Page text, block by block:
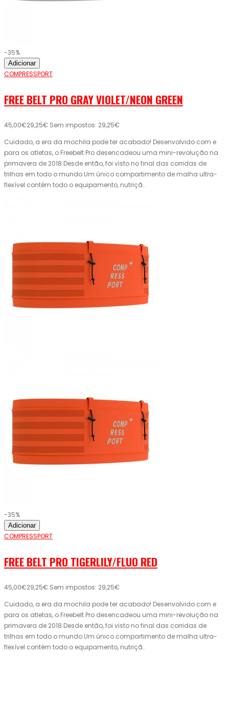
-35%
Adicionar
COMPRESSPORT
FREE BELT PRO GRAY VIOLET/NEON GREEN
45,00€29,25€ Sem impostos: 29,25€
Cuidado, a era da mochila pode ter acabado! Desenvolvido com e
para os atletas, o Freebelt Pro desencadeou uma mini-revolução na
primavera de 2018.Desde então, foi visto no final das corridas de
trilhas em todo o mundo.Um único compartimento de malha ultra-
flexível contém todo o equipamento, nutriçã..
-35%
Adicionar
COMPRESSPORT
FREE BELT PRO TIGERLILY/FLUO RED
45,00€29,25€ Sem impostos: 29,25€
Cuidado, a era da mochila pode ter acabado! Desenvolvido com e
para os atletas, o Freebelt Pro desencadeou uma mini-revolução na
primavera de 2018.Desde então, foi visto no final das corridas de
trilhas em todo o mundo.Um único compartimento de malha ultra-
flexível contém todo o equipamento, nutriçã..